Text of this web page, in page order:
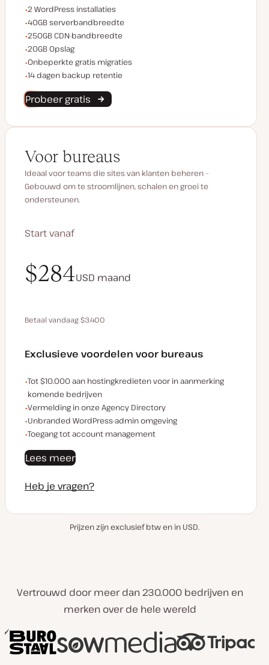
WordPress installaties
2 WordPress installaties
Serverbandbreedte
40GB serverbandbreedte
CDN bandbreedte
250GB CDN-bandbreedte
Opslagruimte
20GB Opslag
Onbeperkte migraties
Onbeperkte gratis migraties
Backup retentie
14 dagen backup retentie
Probeer gratis
Voor bureaus
Ideaal voor teams die sites van klanten beheren –
Gebouwd om te stroomlijnen, schalen en groei te
ondersteunen.
Start vanaf
$340USDmaand
$284USD maand
Betaal vandaag $3.400
Exclusieve voordelen voor bureaus
Voorbeelden van exclusieve voordelen voor bureaus:
Tot $10.000 aan hostingkredieten voor in aanmerking
komende bedrijven
Vermelding in onze Agency Directory
Unbranded WordPress-admin omgeving
Toegang tot account management
Lees meer
Heb je vragen?
Prijzen zijn exclusief btw en in USD.
Vertrouwd door meer dan 230.000 bedrijven en
merken over de hele wereld